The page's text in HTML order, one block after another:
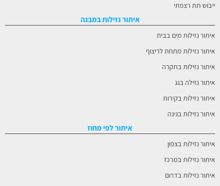
ייבוש תת רצפתי
איתור נזילות במבנה
איתור נזילות מים בבית
איתור נזילות מתחת לריצוף
איתור נזילות בתקרה
איתור נזילה בגג
איתור נזילות בקירות
איתור נזילות בגינה
איתור לפי מחוז
איתור נזילות בצפון
איתור נזילות במרכז
איתור נזילות בדרום